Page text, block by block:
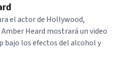
el actor de Hollywood,
Amber Heard mostrará un video
bajo los efectos del alcohol y